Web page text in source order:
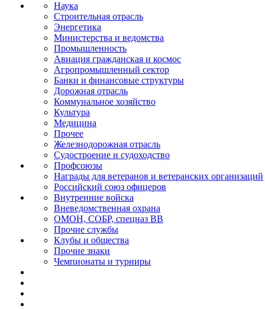
Наука
Строительная отрасль
Энергетика
Министерства и ведомства
Промышленность
Авиация гражданская и космос
Агропромышленный сектор
Банки и финансовые структуры
Дорожная отрасль
Коммунальное хозяйство
Культура
Медицина
Прочее
Железнодорожная отрасль
Судостроение и судоходство
Профсоюзы
Награды для ветеранов и ветеранских организаций
Российский союз офицеров
Внутренние войска
Вневедомственная охрана
ОМОН, СОБР, спецназ ВВ
Прочие службы
Клубы и общества
Прочие знаки
Чемпионаты и турниры